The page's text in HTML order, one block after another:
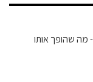
מה שהופך אותו